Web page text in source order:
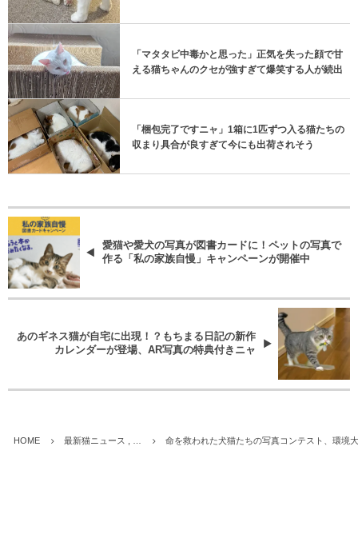
「マタタビ中毒かと思った」正気を失った顔で甘
える猫ちゃんのクセが強すぎて爆笑する人が続出
「梱包完了ですニャ」1箱に1匹ずつ入る猫たちの
収まり具合が良すぎて今にも出荷されそう
愛猫や愛犬の写真が図書カードに！ペットの写真で
作る「私の家族自慢」キャンペーンが開催中
あのギネス猫が自宅に出現！？もちまる日記の新作
カレンダーが登場、AR写真の特典付きニャ
HOME 最新猫ニュース , … 命を救われた犬猫たちの写真コンテスト、環境